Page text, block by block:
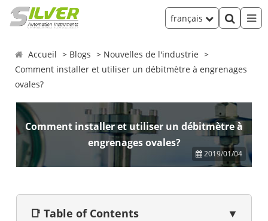
français
Accueil Blogs
Nouvelles de l'industrie
Comment installer et utiliser un débitmètre à engrenages
ovales?
Comment installer et utiliser un débitmètre à
engrenages ovales?
2019/01/04
📑 Table of Contents ▼